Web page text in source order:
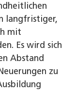
langfristiger,
mit
Es wird sich
Abstand
zu